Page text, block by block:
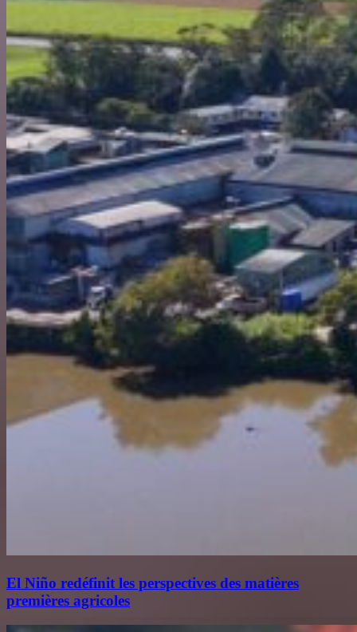
El Niño redéfinit les perspectives des matières
premières agricoles